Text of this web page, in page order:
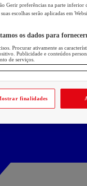
Gerir preferências na parte
escolhas serão aplicadas em
os dados para
Procurar ativamente as
Publicidade e conteúdos
de serviços.
finalidades